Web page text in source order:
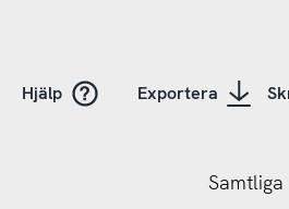
Hjälp Exportera
Samtliga